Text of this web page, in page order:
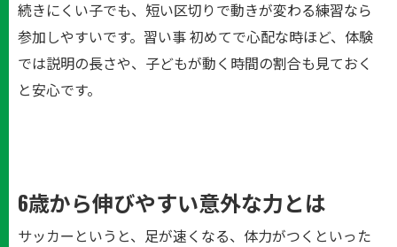
続きにくい子でも、短い区切りで動きが変わる練習なら
参加しやすいです。習い事 初めてで心配な時ほど、体験
では説明の長さや、子どもが動く時間の割合も見ておく
と安心です。
6歳から伸びやすい意外な力とは
サッカーというと、足が速くなる、体力がつくといった